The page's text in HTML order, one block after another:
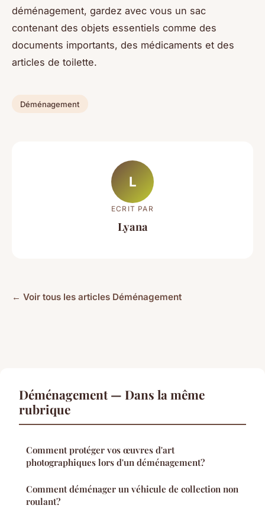
déménagement, gardez avec vous un sac
contenant des objets essentiels comme des
documents importants, des médicaments et des
articles de toilette.
Déménagement
L
ECRIT PAR
Lyana
← Voir tous les articles Déménagement
Déménagement — Dans la même
rubrique
Comment protéger vos œuvres d'art
photographiques lors d'un déménagement?
Comment déménager un véhicule de collection non
roulant?